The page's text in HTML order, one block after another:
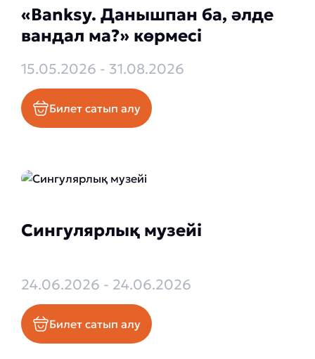
«Banksy. Данышпан ба, әлде
вандал ма?» көрмесі
15.05.2026 - 31.08.2026
Билет сатып алу
Сингулярлық музейі
24.06.2026 - 24.06.2026
Билет сатып алу